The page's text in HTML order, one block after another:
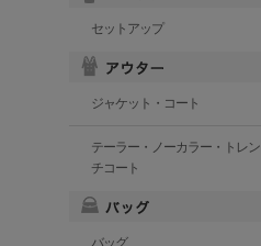
セットアップ
ジャケット・コート
テーラー・ノーカラー・トレン
チコート
バッグ